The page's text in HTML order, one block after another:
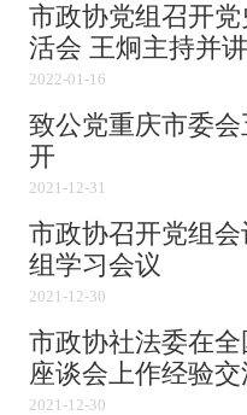
市政协党组召开
活会 王炯主持并
2022-01-16
致公党重庆市委
开
2021-12-31
市政协召开党组
组学习会议
2021-12-30
市政协社法委在
座谈会上作经验交
2021-12-30